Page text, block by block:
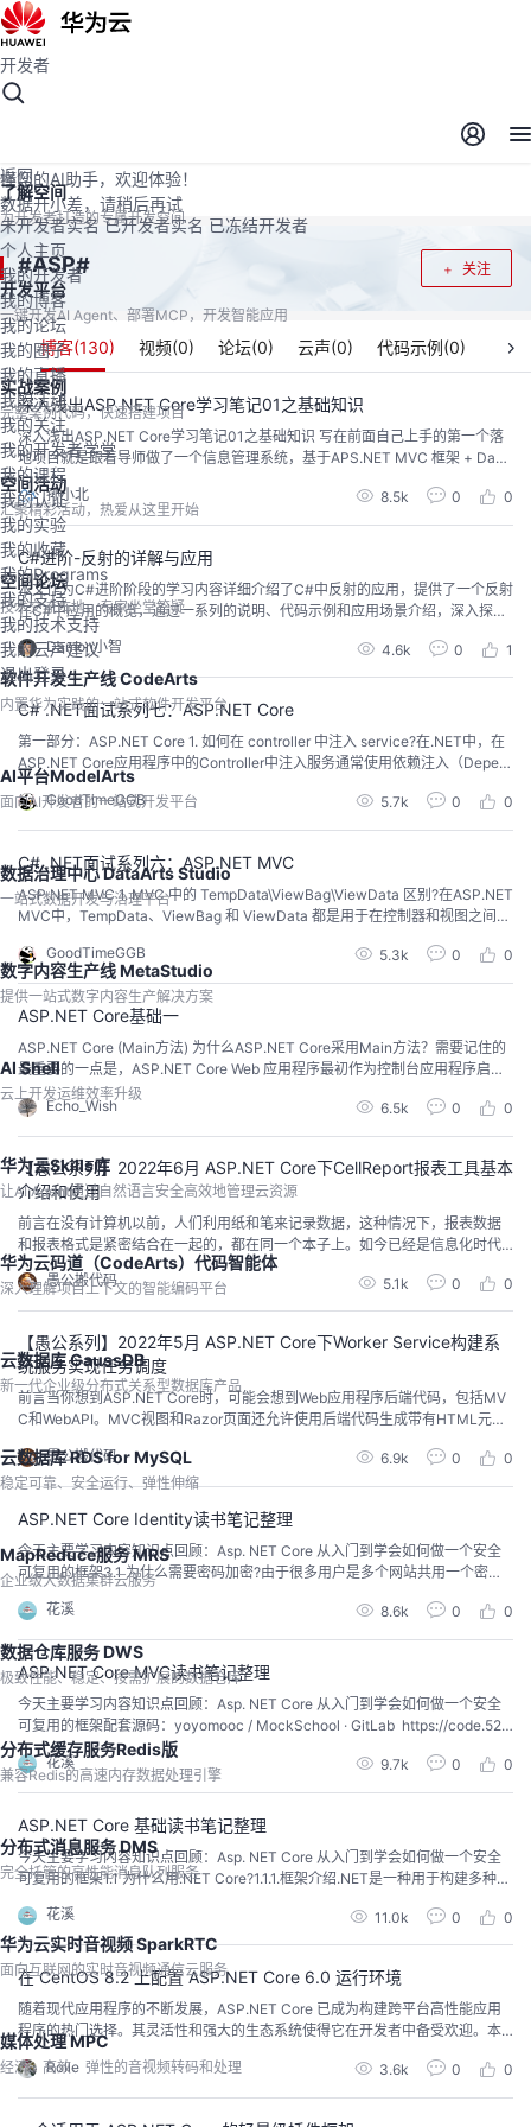
开发者空间
开发者空间
了解空间
为开发者打造的专属开发空间
开发平台
一键开发AI Agent、部署MCP，开发智能应用
实战案例
完整案例代码，快速搭建项目
空间活动
汇聚精彩活动，热爱从这里开始
空间论坛
技术交流阵地，专家坐堂答疑
软件开发生产线 CodeArts
内置华为实践的一站式软件开发平台
AI平台ModelArts
面向AI开发者的一站式开发平台
数据治理中心 DataArts Studio
一站式数据开发与治理平台
数字内容生产线 MetaStudio
提供一站式数字内容生产解决方案
AI Shell
云上开发运维效率升级
华为云Skills库
让AI Agent通过自然语言安全高效地管理云资源
华为云码道（CodeArts）代码智能体
深入理解项目上下文的智能编码平台
云数据库 GaussDB
新一代企业级分布式关系型数据库产品
云数据库 RDS for MySQL
稳定可靠、安全运行、弹性伸缩
MapReduce服务 MRS
企业级大数据集群云服务
数据仓库服务 DWS
极致性能、稳定、按需扩展的数据仓库
分布式缓存服务Redis版
兼容Redis的高速内存数据处理引擎
分布式消息服务 DMS
完全托管的高性能消息队列服务
华为云实时音视频 SparkRTC
面向互联网的实时音视频通信云服务
媒体处理 MPC
经济、高效、弹性的音视频转码和处理
开发者
返回
未开发者实名 已开发者实名 已冻结开发者
个人主页
我的开发者
我的博客
我的论坛
我的圈子
我的直播
我的活动
我的关注
我的开发者学堂
我的课程
我的认证
我的实验
我的收藏
我的Programs
我的支持
我的技术支持
我的云声建议
退出登录
懂您的AI助手，欢迎体验！
数据开小差，请稍后再试
关注
#ASP#
博客(130) 视频(0) 论坛(0) 云声(0) 代码示例(0)
深入浅出ASP.NET Core学习笔记01之基础知识
深入浅出ASP.NET Core学习笔记01之基础知识 写在前面自己上手的第一个落
地项目就是跟着导师做了一个信息管理系统，基于APS.NET MVC 框架 + Dapp
er + SqlServer + EasyUI。记得当时问导师为啥选.NET而不是Java，老师说对
于新手上手快。哈哈，很简陋但是很实用。后面也陆续做了几个也都是基于.NE
T MVC，对于.NET Core目前也只是在学习阶...
孙小北 8.5k 0 0
C#进阶-反射的详解与应用
本文作为C#进阶阶段的学习内容详细介绍了C#中反射的应用，提供了一个反射
在C#中应用的概览，通过一系列的说明、代码示例和应用场景介绍，深入探讨
了反射（Reflection）这一C#中的高级特性，展示其概念、应用场景以及具体
的代码示例。希望本文能够帮助读者更好地理解和运用C#中这一强大的特性。
Damon小智 4.6k 0 1
C# .NET面试系列七：ASP.NET Core
第一部分：ASP.NET Core 1. 如何在 controller 中注入 service?在.NET中，在
ASP.NET Core应用程序中的Controller中注入服务通常使用依赖注入（Depen
dency Injection）来实现。以下是一些步骤，说明如何在Controller中注入服
务：1、创建服务首先，确保你已经在应用程序中注册了服务。这通常在Startu
p.cs文件的C...
GoodTimeGGB 5.7k 0 0
C# .NET面试系列六：ASP.NET MVC
ASP.NET MVC 1. MVC 中的 TempData\ViewBag\ViewData 区别?在ASP.NET
MVC中，TempData、ViewBag 和 ViewData 都是用于在控制器和视图之间传
命周期是短暂的，数据只在当前请求和下一次请求之间有效。一旦数据被读
取，它就会被标记为已读，下一次...
GoodTimeGGB 5.3k 0 0
ASP.NET Core基础一
ASP.NET Core (Main方法) 为什么ASP.NET Core采用Main方法？需要记住的
最重要的一点是，ASP.NET Core Web 应用程序最初作为控制台应用程序启
动，Main() 方法是应用程序的入口点。因此，当我们执行ASP.NET Core Web
应用程序时，首先它寻找 Main() 方法，这是执行开始的方法。然后，Main()方
法将ASP.NET配置并启动它。此...
Echo_Wish 6.5k 0 0
【愚公系列】2022年6月 ASP.NET Core下CellReport报表工具基本
介绍和使用
前言在没有计算机以前，人们利用纸和笔来记录数据，这种情况下，报表数据
和报表格式是紧密结合在一起的，都在同一个本子上。如今已经是信息化时代
对于报表不在是以手工记账而是报表工具来处理数据和界面设计的功能来生
成、展示报表。报表的作用主要有如下四点：将数据记录下来，将信息数字
化，信息化。对数据进行统计汇总。将枯燥的数据转化为可以更加直观的分析
愚公搬代码 5.1k 0 0
【愚公系列】2022年5月 ASP.NET Core下Worker Service构建系
统服务实现任务调度
前言当你想到ASP.NET Core时，可能会想到Web应用程序后端代码，包括MV
C和WebAPI。MVC视图和Razor页面还允许使用后端代码生成带有HTML元素
行客户端.NET代码。最后，我们现在有了一个Worker Service应用程序的模
板。这是在ASP.NET Core早期预览中引入的。虽然...
愚公搬代码 6.9k 0 0
ASP.NET Core Identity读书笔记整理
今天主要学习内容知识点回顾：Asp. NET Core 从入门到学会如何做一个安全
可复用的框架3.1 为什么需要密码加密?由于很多用户是多个网站共用一个密
鉴，我们现在做系统时，密码都要加密处理。加密方案进化史Hash算法原始密
码经哈希函数计算后得到一个哈希值改变原始密码，哈希函数计算出的哈希值
也会相应改变同样的密码，哈希值也...
花溪 8.6k 0 0
ASP.NET Core MVC读书笔记整理
今天主要学习内容知识点回顾：Asp. NET Core 从入门到学会如何做一个安全
可复用的框架配套源码：yoyomooc / MockSchool · GitLab https://code.52a
bp.com/yoyomooc/MockSchool2.1 什么是MVC?2.1.1.mvc是如何工作的2.1.2.
mvc中的控制器controller2.1.3.详解mvc的设计模式MVC是用...
花溪 9.7k 0 0
ASP.NET Core 基础读书笔记整理
今天主要学习内容知识点回顾：Asp. NET Core 从入门到学会如何做一个安全
可复用的框架1.1 为什么用.NET Core?1.1.1.框架介绍.NET是一种用于构建多种应
能、物联网、桌面开发、网页开发、云原生应用、移动应用、游戏等厂家的开
发框架。软件开发也从传统的单体架构开始不停的变化,分布式单体应用架构,服
务...
花溪 11.0k 0 0
在 CentOS 8.2 上配置 ASP.NET Core 6.0 运行环境
随着现代应用程序的不断发展，ASP.NET Core 已成为构建跨平台高性能应用
程序的热门选择。其灵活性和强大的生态系统使得它在开发者中备受欢迎。本
文将详细介绍如何在 CentOS 8.2 上配置 ASP.NET Core 6.0 运行环境，涵盖从
系统准备、安装 .NET SDK，到部署应用的每一步。环境准备1. 更新系统在开始
之前，确保你的 CentOS 8.2 系统是最新的。打开终端并运...
Rolle 3.6k 0 0